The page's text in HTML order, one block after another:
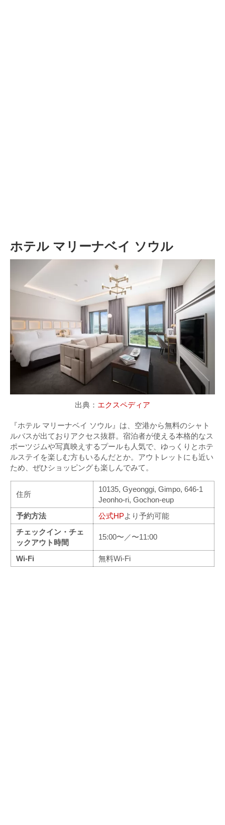
ホテル マリーナベイ ソウル
出典： エクスペディア
『ホテル マリーナベイ ソウル』は、空港から無料のシャト
ルバスが出ておりアクセス抜群。宿泊者が使える本格的なス
ポーツジムや写真映えするプールも人気で、ゆっくりとホテ
ルステイを楽しむ方もいるんだとか。アウトレットにも近い
ため、ぜひショッピングも楽しんでみて。
住所
10135, Gyeonggi, Gimpo, 646-1
Jeonho-ri, Gochon-eup
予約方法
公式HPより予約可能
チェックイン・チェ
ックアウト時間
15:00〜／〜11:00
Wi-Fi 無料Wi-Fi